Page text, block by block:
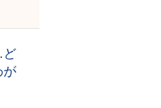
ど
が